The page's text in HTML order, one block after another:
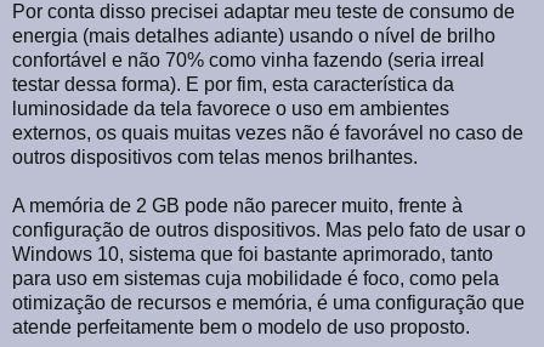
Por conta disso precisei adaptar meu teste de consumo de
energia (mais detalhes adiante) usando o nível de brilho
confortável e não 70% como vinha fazendo (seria irreal
testar dessa forma). E por fim, esta característica da
luminosidade da tela favorece o uso em ambientes
externos, os quais muitas vezes não é favorável no caso de
outros dispositivos com telas menos brilhantes.
A memória de 2 GB pode não parecer muito, frente à
configuração de outros dispositivos. Mas pelo fato de usar o
Windows 10, sistema que foi bastante aprimorado, tanto
para uso em sistemas cuja mobilidade é foco, como pela
otimização de recursos e memória, é uma configuração que
atende perfeitamente bem o modelo de uso proposto.